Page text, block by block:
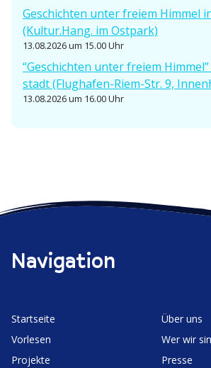
Geschichten unter freiem Himmel
(Kultur.Hang. im Ostpark)
13.08.2026 um 15.00 Uhr
“Geschichten unter freiem
stadt (Flughafen-Riem-Str. 9,
13.08.2026 um 16.00 Uhr
Navigation
Start­seite
Vorlesen
Projekte
Über uns
Wer wir
Presse